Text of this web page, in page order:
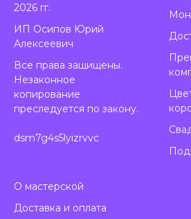
2026 гг.
ИП Осипов Юрий
Алексеевич
Все права защищены.
Незаконное
копирование
преследуется по закону.
dsm7g4s5lyizrvvc
О мастерской
Доставка и оплата